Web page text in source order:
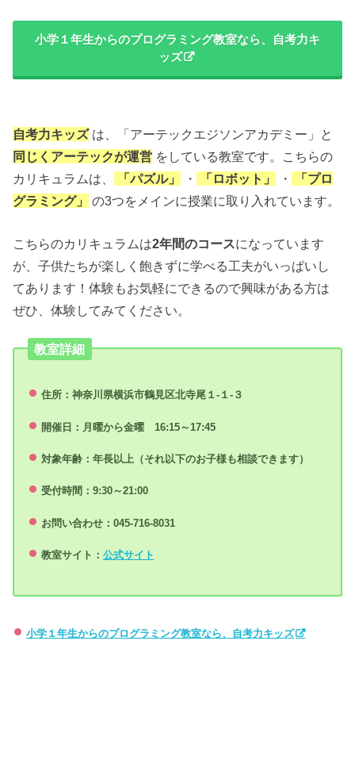
小学１年生からのプログラミング教室なら、自考力キ
ッズ
自考力キッズは、「アーテックエジソンアカデミー」と
同じくアーテックが運営 をしている教室です。こちらの
カリキュラムは、
「パズル」 ・ 「ロボット」 ・
「プロ
グラミング」
の3つをメインに授業に取り入れています。
こちらのカリキュラムは2年間のコースになっています
が、子供たちが楽しく飽きずに学べる工夫がいっぱいし
てあります！体験もお気軽にできるので興味がある方は
ぜひ、体験してみてください。
教室詳細
住所：神奈川県横浜市鶴見区北寺尾１-１-３
開催日：月曜から金曜 16:15～17:45
対象年齢：年長以上（それ以下のお子様も相談できます）
受付時間：9:30～21:00
お問い合わせ：045-716-8031
教室サイト： 公式サイト
小学１年生からのプログラミング教室なら、自考力キッズ